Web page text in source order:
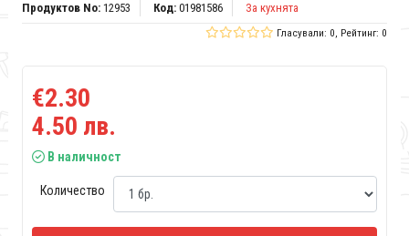
Продуктов No:12953 Код:01981586 За кухнята
Гласували: 0, Рейтинг: 0
€2.30
4.50 лв.
В наличност
Количество